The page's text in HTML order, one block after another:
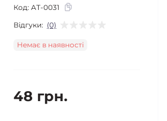
Код: AT-0031
Відгуки: (0)
Немає в наявності
48 грн.